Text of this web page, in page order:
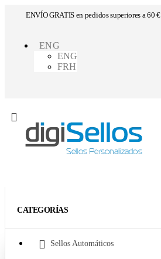
ENVÍO GRATIS en pedidos superiores a 60 €
ENG
ENG
FRH
CATEGORÍAS
Sellos Automáticos